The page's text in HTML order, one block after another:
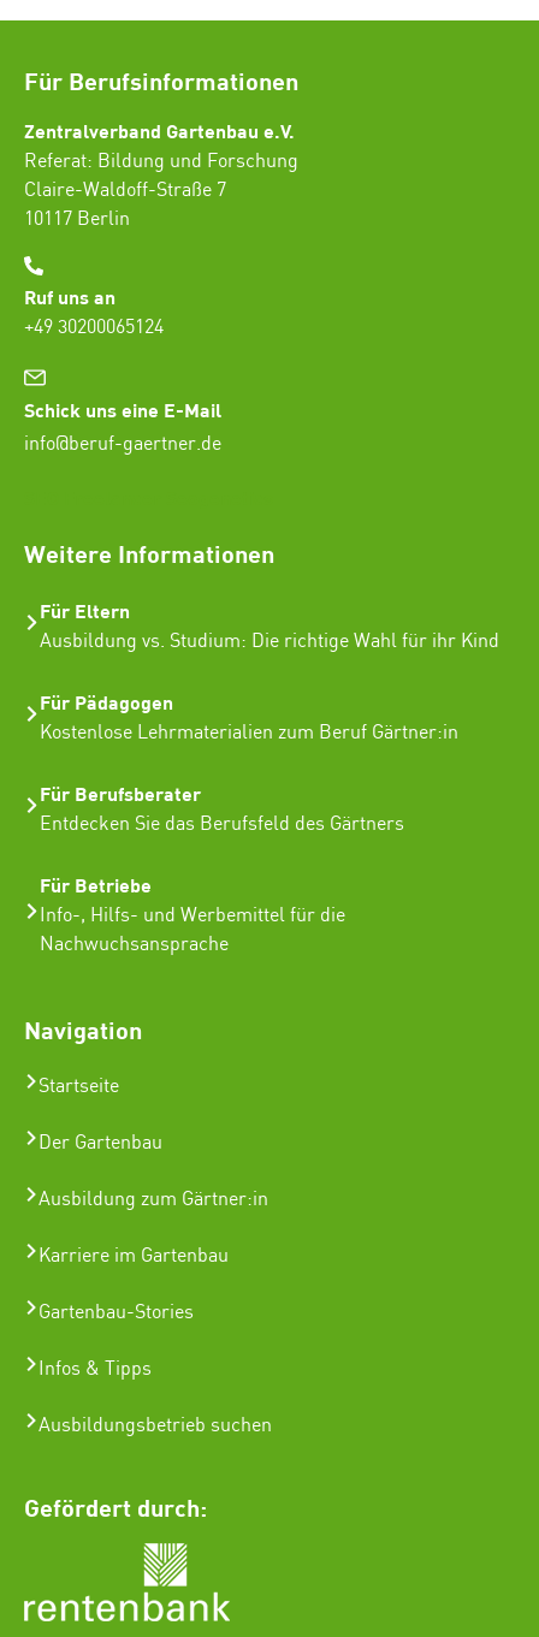
Für Berufsinformationen
Zentralverband Gartenbau e.V.
Referat: Bildung und Forschung
Claire-Waldoff-Straße 7
10117 Berlin
Ruf uns an
+49 30200065124
Schick uns eine E-Mail
info@beruf-gaertner.de
Weitere Informationen
Für Eltern
Ausbildung vs. Studium: Die richtige Wahl für ihr Kind
Für Pädagogen
Kostenlose Lehrmaterialien zum Beruf Gärtner:in
Für Berufsberater
Entdecken Sie das Berufsfeld des Gärtners
Für Betriebe
Info-, Hilfs- und Werbemittel für die
Nachwuchsansprache
Navigation
Startseite
Der Gartenbau
Ausbildung zum Gärtner:in
Karriere im Gartenbau
Gartenbau-Stories
Infos & Tipps
Ausbildungsbetrieb suchen
Gefördert durch: